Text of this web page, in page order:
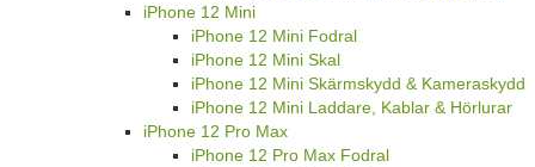
iPhone 12 Mini
iPhone 12 Mini Fodral
iPhone 12 Mini Skal
iPhone 12 Mini Skärmskydd & Kameraskydd
iPhone 12 Mini Laddare, Kablar & Hörlurar
iPhone 12 Pro Max
iPhone 12 Pro Max Fodral